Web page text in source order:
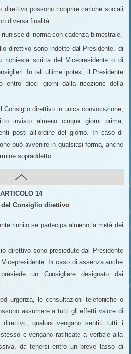
direttivo possono ricoprire cariche sociali
diversa finalità.
riunisce di norma con cadenza bimestrale.
direttivo sono indette dal Presidente, di
richiesta scritta del Vicepresidente o di
In tali ultime ipotesi, il Presidente
entro dieci giorni dalla ricezione della
Consiglio direttivo in unica convocazione,
inviato almeno cinque giorni prima,
posti all’ordine del giorno. In caso di
può avvenire in qualsiasi forma, anche
sopraddetto.
ARTICOLO 14
del Consiglio direttivo
riunito se partecipa almeno la metà dei
direttivo sono presiedute dal Presidente
In caso di assenza anche
un Consigliere designato dai
urgenza, le consultazioni telefoniche o
assumere a tutti gli effetti valore di
direttivo, qualora vengano sentiti tutti i
e vengano ratificate a verbale alla
da tenersi entro un breve lasso di